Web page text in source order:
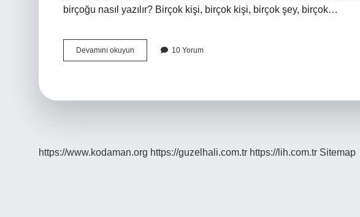
birçoğu nasıl yazılır? Birçok kişi, birçok kişi, birçok şey, birçok…
Devamını okuyun
Ço
10 Yorum
https://www.kodaman.org https://guzelhali.com.tr https://lih.com.tr Sitemap